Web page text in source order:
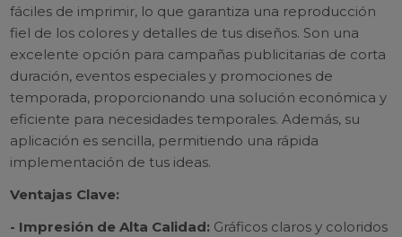
fáciles de imprimir, lo que garantiza una reproducción
fiel de los colores y detalles de tus diseños. Son una
excelente opción para campañas publicitarias de corta
duración, eventos especiales y promociones de
temporada, proporcionando una solución económica y
eficiente para necesidades temporales. Además, su
aplicación es sencilla, permitiendo una rápida
implementación de tus ideas.
Ventajas Clave:
- Impresión de Alta Calidad: Gráficos claros y coloridos